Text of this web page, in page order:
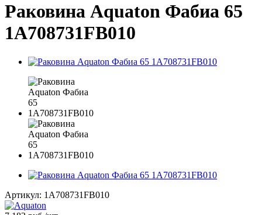
Раковина Aquaton Фабиа 65
1A708731FB010
Артикул: 1A708731FB010